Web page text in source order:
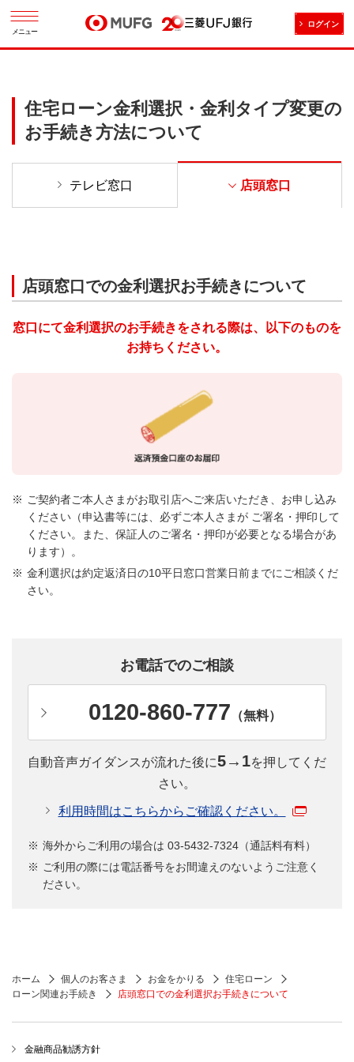
メニュー
ログイン
住宅ローン金利選択・金利タイプ変更の
お手続き方法について
テレビ窓口 店頭窓口
店頭窓口での金利選択お手続きについて
窓口にて金利選択のお手続きをされる際は、以下のものを
お持ちください。
ご契約者ご本人さまがお取引店へご来店いただき、お申し込み
ください（申込書等には、必ずご本人さまが ご署名・押印して
ください。また、保証人のご署名・押印が必要となる場合があ
ります）。
金利選択は約定返済日の10平日窓口営業日前までにご相談くだ
さい。
お電話でのご相談
0120-860-777 （無料）
自動音声ガイダンスが流れた後に5→1を押してくだ
さい。
利用時間はこちらからご確認ください。
海外からご利用の場合は 03-5432-7324（通話料有料）
ご利用の際には電話番号をお間違えのないようご注意く
ださい。
ホーム 個人のお客さま お金をかりる
住宅ローン
ローン関連お手続き
店頭窓口での金利選択お手続きについて
金融商品勧誘方針